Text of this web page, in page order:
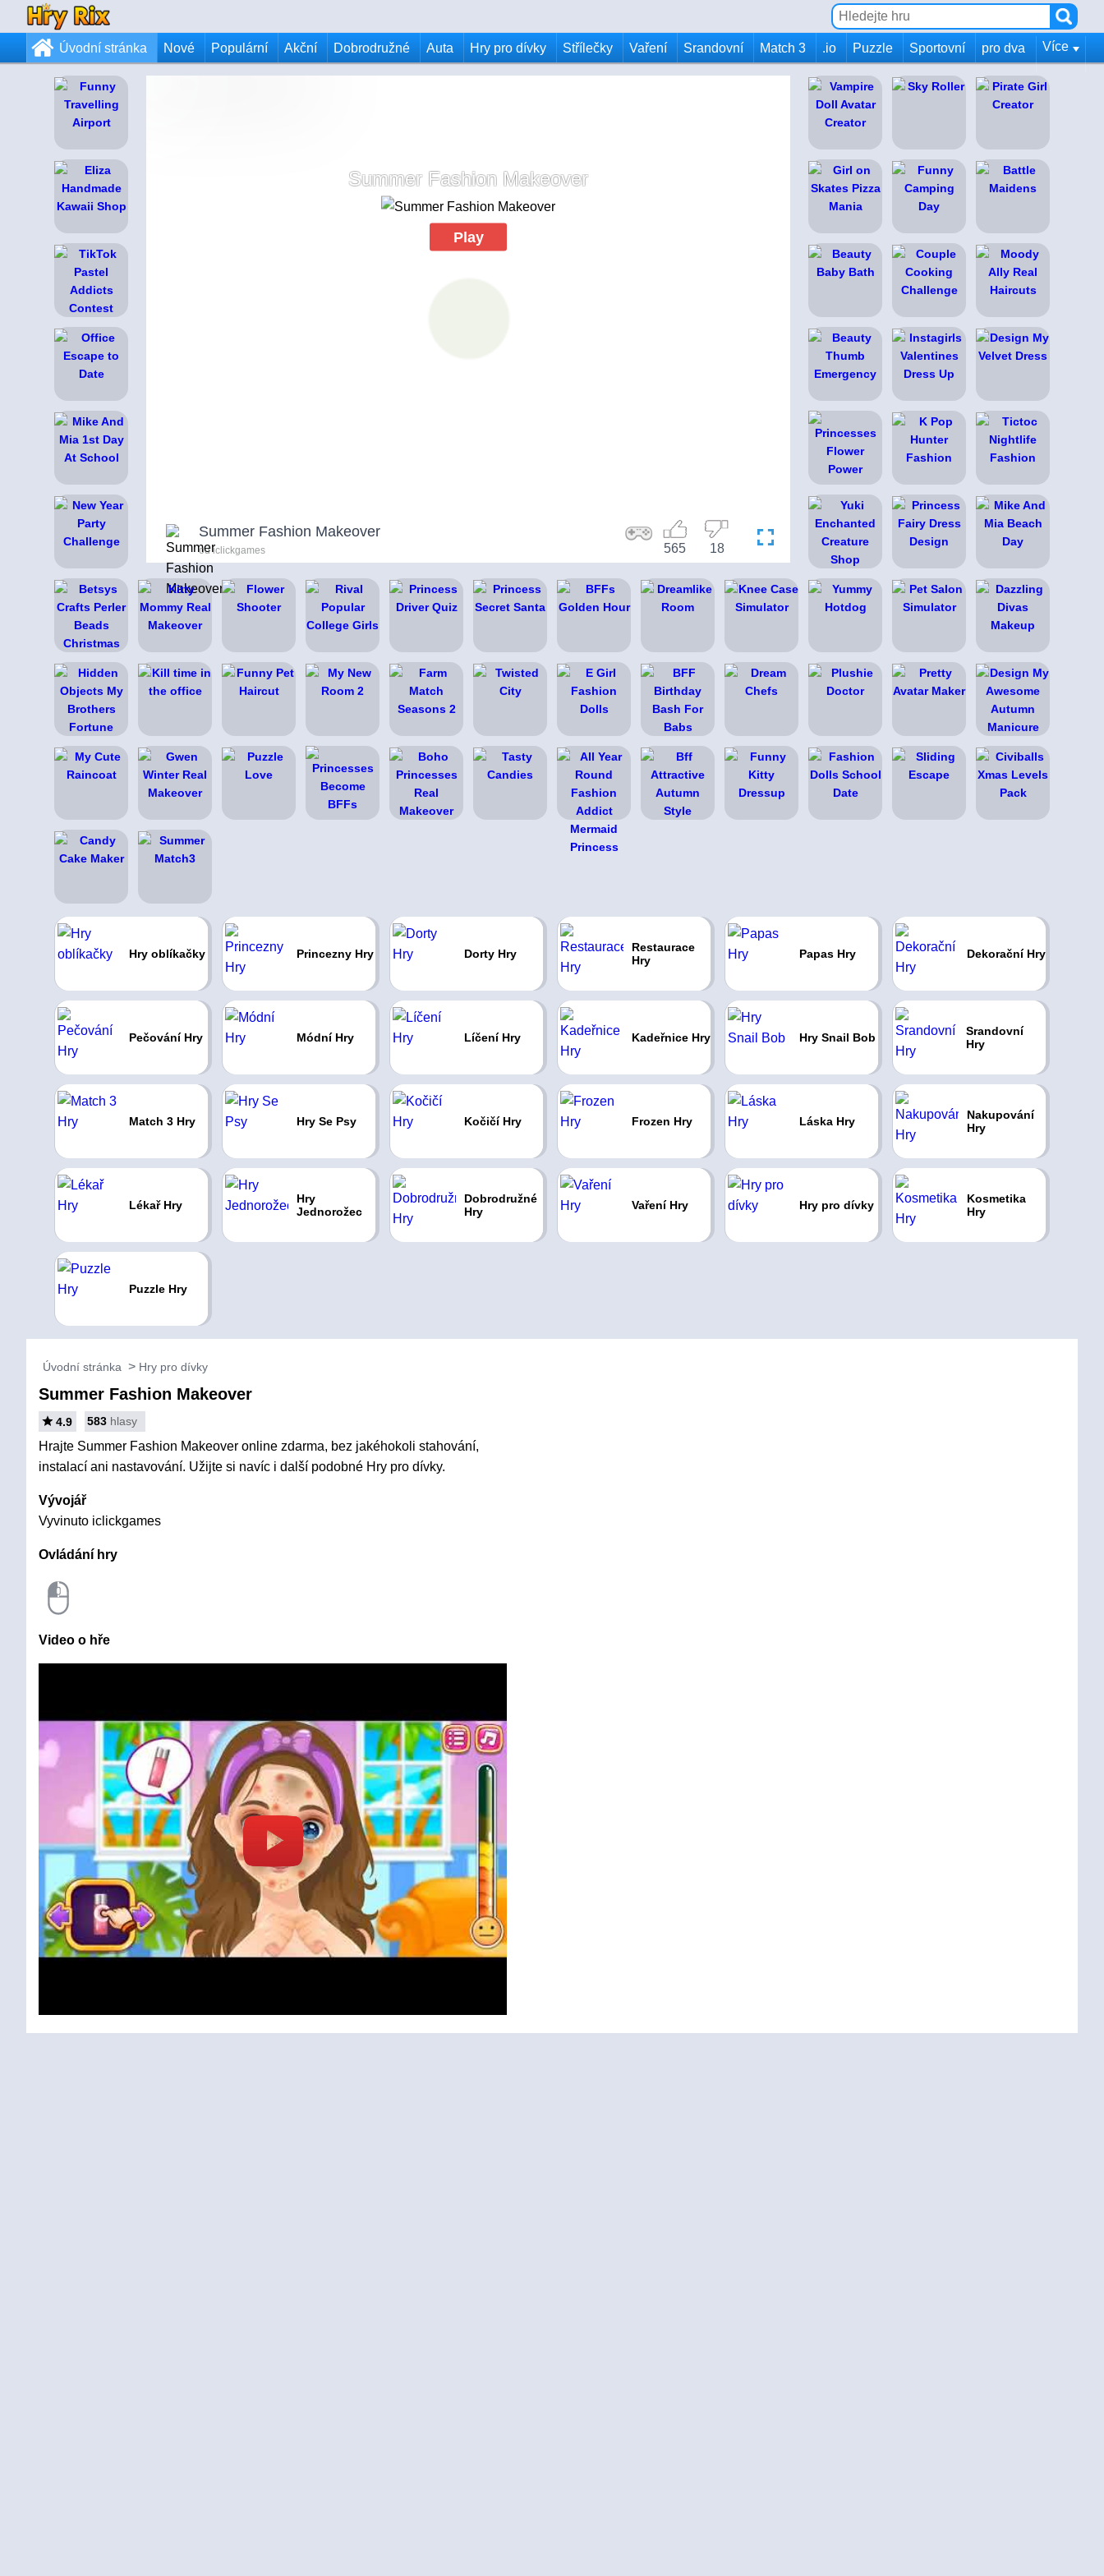
Úvodní stránka Nové Populární Akční Dobrodružné Auta Hry pro dívky Střílečky Vaření Srandovní Match 3 .io Puzzle Sportovní pro dva Více
Summer Fashion Makeover
Play
Summer Fashion Makeover
od iclickgames 18
565
Hry oblíkačky Princezny Hry Dorty Hry
Restaurace
Hry
Papas Hry Dekorační Hry
Pečování Hry Módní Hry Líčení Hry Kadeřnice Hry Hry Snail Bob
Srandovní
Hry
Match 3 Hry Hry Se Psy Kočičí Hry Frozen Hry Láska Hry
Nakupování
Hry
Lékař Hry
Hry
Jednorožec
Dobrodružné
Hry
Vaření Hry Hry pro dívky
Kosmetika
Hry
Puzzle Hry
Úvodní stránka Hry pro dívky
Summer Fashion Makeover
4.9 583 hlasy
Hrajte Summer Fashion Makeover online zdarma, bez jakéhokoli stahování,
instalací ani nastavování. Užijte si navíc i další podobné Hry pro dívky.
Vývojář
Vyvinuto iclickgames
Ovládání hry
Video o hře